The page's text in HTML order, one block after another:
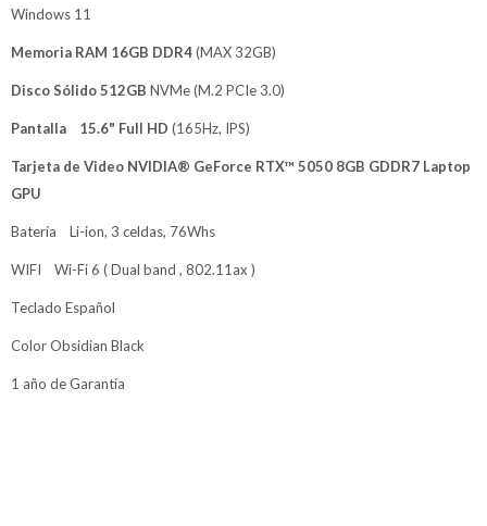
Windows 11
Memoria RAM 16GB DDR4(MAX 32GB)
Disco Sólido 512GB NVMe (M.2 PCIe 3.0)
Pantalla 15.6" Full HD (165Hz, IPS)
Tarjeta de Video NVIDIA® GeForce RTX™ 5050 8GB GDDR7 Laptop
GPU
Batería Li-ion, 3 celdas, 76Whs
WIFI Wi-Fi 6 ( Dual band , 802.11ax )
Teclado Español
Color Obsidian Black
1 año de Garantía